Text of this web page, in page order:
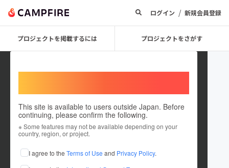
ログイン / 新規会員登録
プロジェクトを掲載するには プロジェクトをさがす
This site is available to users outside Japan. Before
continuing, please confirm the following.
※ Some features may not be available depending on your
country, region, or project.
I agree to the Terms of Use and Privacy Policy.
Toshiki Sugiyama
これまでに1件のプロジェクトを投稿しています